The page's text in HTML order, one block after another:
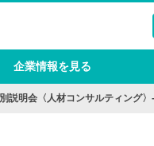
企業情報を見る
説明会〈人材コンサルティング